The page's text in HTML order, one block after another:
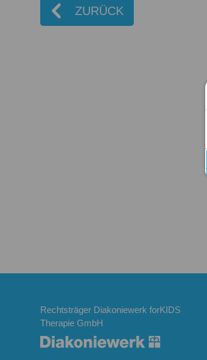
ZURÜCK
Rechtsträger Diakoniewerk forKIDS
Therapie GmbH